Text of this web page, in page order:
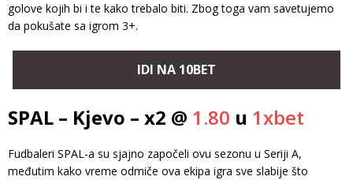
golove kojih bi i te kako trebalo biti. Zbog toga vam savetujemo
da pokušate sa igrom 3+.
IDI NA 10BET
SPAL – Kjevo – x2 @ 1.80 u 1xbet
Fudbaleri SPAL-a su sjajno započeli ovu sezonu u Seriji A,
međutim kako vreme odmiče ova ekipa igra sve slabije što